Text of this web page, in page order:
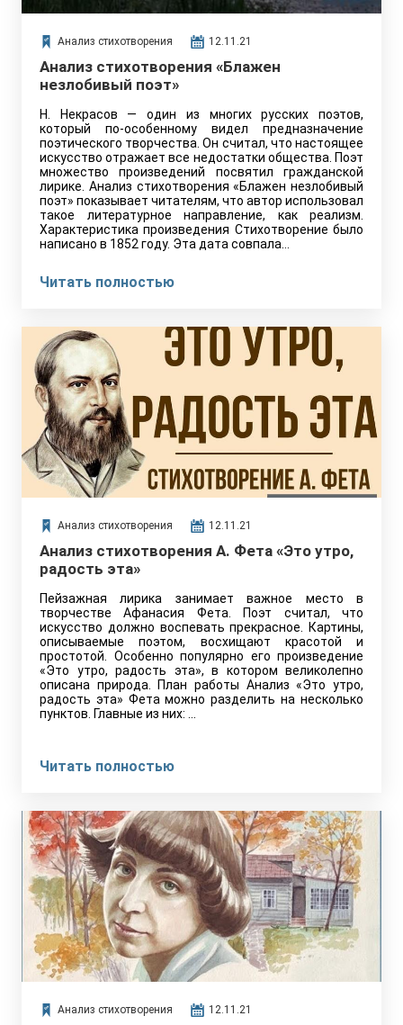
Анализ стихотворения 12.11.21
Анализ стихотворения «Блажен
незлобивый поэт»
Н. Некрасов — один из многих русских поэтов,
который по-особенному видел предназначение
поэтического творчества. Он считал, что настоящее
искусство отражает все недостатки общества. Поэт
множество произведений посвятил гражданской
лирике. Анализ стихотворения «Блажен незлобивый
поэт» показывает читателям, что автор использовал
такое литературное направление, как реализм.
Характеристика произведения Стихотворение было
написано в 1852 году. Эта дата совпала…
Читать полностью
Анализ стихотворения 12.11.21
Анализ стихотворения А. Фета «Это утро,
радость эта»
Пейзажная лирика занимает важное место в
творчестве Афанасия Фета. Поэт считал, что
искусство должно воспевать прекрасное. Картины,
описываемые поэтом, восхищают красотой и
простотой. Особенно популярно его произведение
«Это утро, радость эта», в котором великолепно
описана природа. План работы Анализ «Это утро,
радость эта» Фета можно разделить на несколько
пунктов. Главные из них: …
Читать полностью
Анализ стихотворения 12.11.21